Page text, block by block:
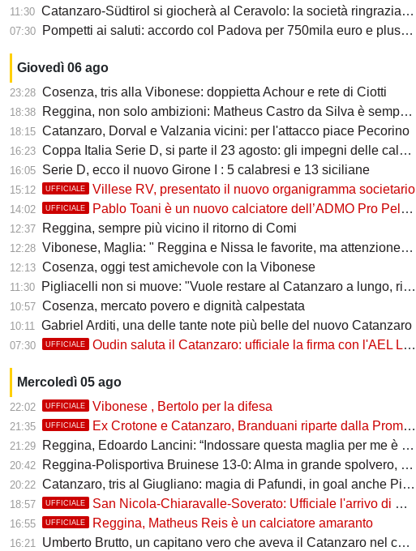
11:30 Catanzaro-Südtirol si giocherà al Ceravolo: la società ringrazia la macchina organizzativa
07:30 Pompetti ai saluti: accordo col Padova per 750mila euro e plusvalenza Catanzaro
Giovedì 06 ago
23:28 Cosenza, tris alla Vibonese: doppietta Achour e rete di Ciotti
18:38 Reggina, non solo ambizioni: Matheus Castro da Silva è sempre più vicino
18:15 Catanzaro, Dorval e Valzania vicini: per l'attacco piace Pecorino
16:23 Coppa Italia Serie D, si parte il 23 agosto: gli impegni delle calabresi
16:05 Serie D, ecco il nuovo Girone I : 5 calabresi e 13 siciliane
15:12 UFFICIALE Villese RV, presentato il nuovo organigramma societario
14:02 UFFICIALE Pablo Toani è un nuovo calciatore dell’ADMO Pro Pellaro 1919
12:37 Reggina, sempre più vicino il ritorno di Comi
12:28 Vibonese, Maglia: " Reggina e Nissa le favorite, ma attenzione alle sorprese"
12:13 Cosenza, oggi test amichevole con la Vibonese
11:30 Pigliacelli non si muove: "Vuole restare al Catanzaro a lungo, rifiutate Serie A e B"
10:57 Cosenza, mercato povero e dignità calpestata
10:11 Gabriel Arditi, una delle tante note più belle del nuovo Catanzaro
07:30 UFFICIALE Oudin saluta il Catanzaro: ufficiale la firma con l'AEL Limassol
Mercoledì 05 ago
22:02 UFFICIALE Vibonese , Bertolo per la difesa
21:35 UFFICIALE Ex Crotone e Catanzaro, Branduani riparte dalla Promozione
21:29 Reggina, Edoardo Lancini: “Indossare questa maglia per me è un’emozione”
20:42 Reggina-Polisportiva Bruinese 13-0: Alma in grande spolvero, cinquina per lui
20:22 Catanzaro, tris al Giugliano: magia di Pafundi, in goal anche Pittarello e Reita
18:57 UFFICIALE San Nicola-Chiaravalle-Soverato: Ufficiale l'arrivo di Santiago Dorato
16:55 UFFICIALE Reggina, Matheus Reis è un calciatore amaranto
16:21 Umberto Brutto, un capitano vero che aveva il Catanzaro nel cuore